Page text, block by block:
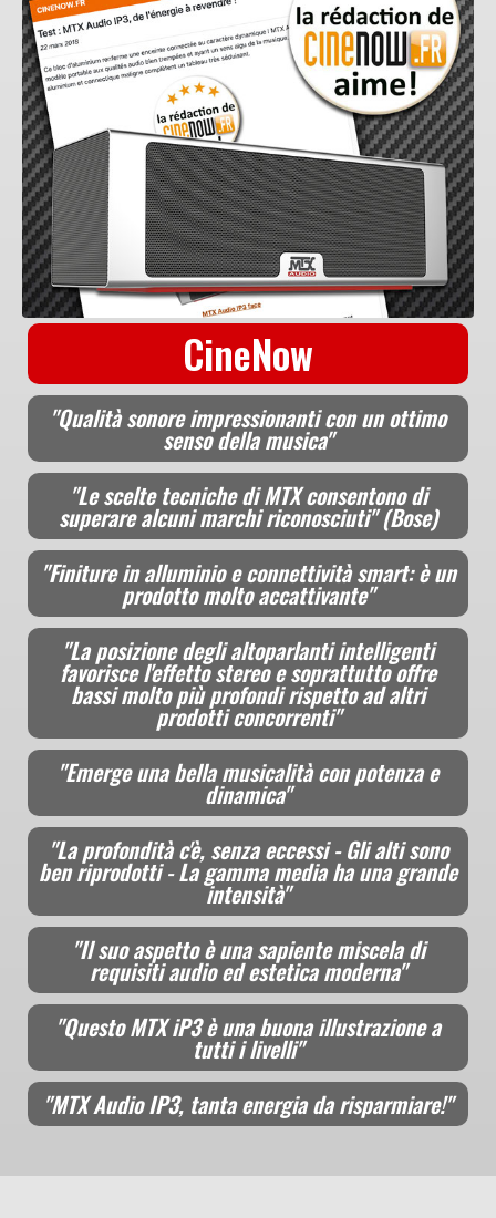
CineNow
"Qualità sonore impressionanti con un ottimo
senso della musica"
"Le scelte tecniche di MTX consentono di
superare alcuni marchi riconosciuti" (Bose)
"Finiture in alluminio e connettività smart: è un
prodotto molto accattivante"
"La posizione degli altoparlanti intelligenti
favorisce l'effetto stereo e soprattutto offre
bassi molto più profondi rispetto ad altri
prodotti concorrenti"
"Emerge una bella musicalità con potenza e
dinamica"
"La profondità c'è, senza eccessi - Gli alti sono
ben riprodotti - La gamma media ha una grande
intensità"
"Il suo aspetto è una sapiente miscela di
requisiti audio ed estetica moderna"
"Questo MTX iP3 è una buona illustrazione a
tutti i livelli"
"MTX Audio IP3, tanta energia da risparmiare!"